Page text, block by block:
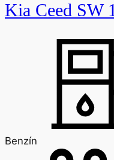
Kia Ceed SW
Benzín